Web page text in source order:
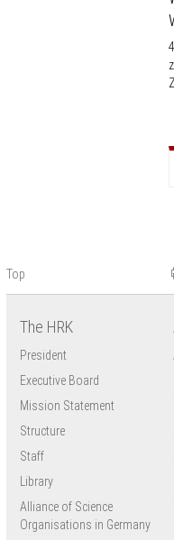
Top
The HRK
President
Executive Board
Mission Statement
Structure
Staff
Library
Alliance of Science
Organisations in Germany